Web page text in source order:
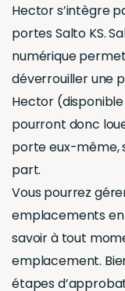
Hector s’intègre
portes Salto KS.
numérique
déverrouiller une
Hector
pourront donc
porte eux-même,
part.
Vous pourrez
emplacements en
savoir à tout
emplacement.
étapes